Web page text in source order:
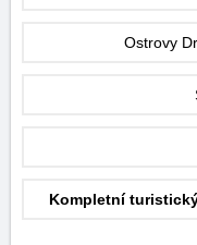
Ostrovy
Kompletní